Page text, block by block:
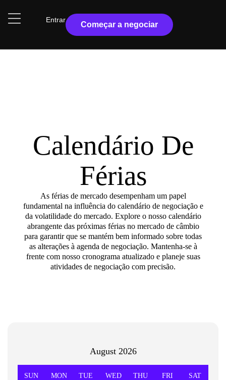
Entrar
Começar a negociar
Calendário De
Férias
As férias de mercado desempenham um papel
fundamental na influência do calendário de negociação e
da volatilidade do mercado. Explore o nosso calendário
abrangente das próximas férias no mercado de câmbio
para garantir que se mantém bem informado sobre todas
as alterações à agenda de negociação. Mantenha-se à
frente com nosso cronograma atualizado e planeje suas
atividades de negociação com precisão.
August 2026
SUN MON TUE WED THU FRI SAT